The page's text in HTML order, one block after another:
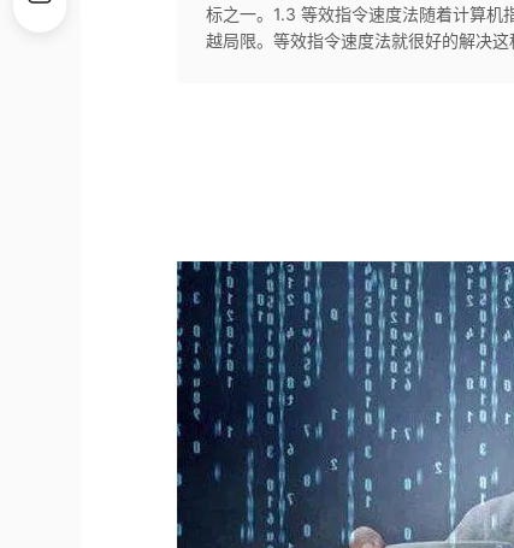
标之一。1.3 等效指令速度法随着计算机
越局限。等效指令速度法就很好的解决